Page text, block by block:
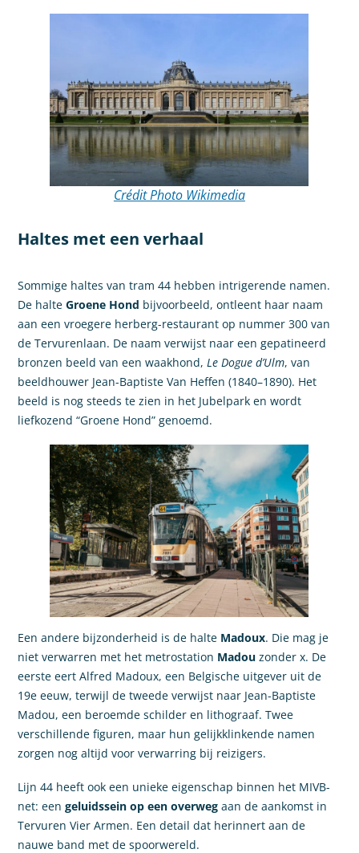
Crédit Photo Wikimedia
Haltes met een verhaal
Sommige haltes van tram 44 hebben intrigerende namen.
De halteGroene Hond bijvoorbeeld, ontleent haar naam
aan een vroegere herberg-restaurant op nummer 300 van
de Tervurenlaan. De naam verwijst naar een gepatineerd
bronzen beeld van een waakhond, Le Dogue d’Ulm, van
beeldhouwer Jean-Baptiste Van Heffen (1840–1890). Het
beeld is nog steeds te zien in het Jubelpark en wordt
liefkozend “Groene Hond” genoemd.
Een andere bijzonderheid is de halte Madoux. Die mag je
niet verwarren met het metrostation Madou zonder x. De
eerste eert Alfred Madoux, een Belgische uitgever uit de
19e eeuw, terwijl de tweede verwijst naar Jean-Baptiste
Madou, een beroemde schilder en lithograaf. Twee
verschillende figuren, maar hun gelijkklinkende namen
zorgen nog altijd voor verwarring bij reizigers.
Lijn 44 heeft ook een unieke eigenschap binnen het MIVB-
net: eengeluidssein op een overweg aan de aankomst in
Tervuren Vier Armen. Een detail dat herinnert aan de
nauwe band met de spoorwereld.